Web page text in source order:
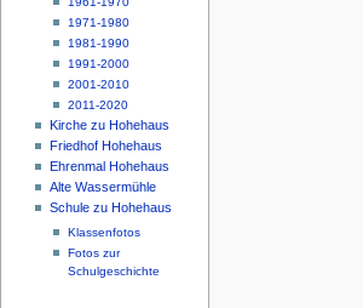
1971-1980
1981-1990
1991-2000
2001-2010
2011-2020
Kirche zu Hohehaus
Friedhof Hohehaus
Ehrenmal Hohehaus
Alte Wassermühle
Schule zu Hohehaus
Klassenfotos
Fotos zur
Schulgeschichte